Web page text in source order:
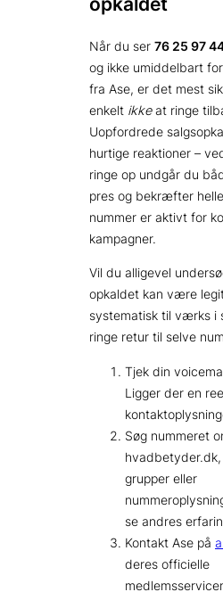
Når du ser 76 25 97
og ikke umiddelbart
fra Ase, er det mest
enkelt ikkeat ringe
Uopfordrede
hurtige reaktioner –
ringe op undgår du
pres og bekræfter
nummer er aktivt for
kampagner.
Vil du alligevel
opkaldet kan være
systematisk til værks i
ringe retur til selve
Tjek din
Ligger der en
Søg nummeret
grupper eller
se andres
Kontakt Ase på
deres officielle